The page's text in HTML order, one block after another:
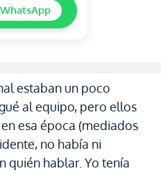
WhatsApp
estaban un poco
al equipo, pero ellos
esa época (mediados
no había ni
quién hablar. Yo tenía